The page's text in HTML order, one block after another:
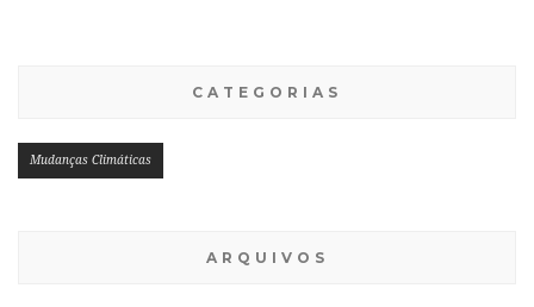
CATEGORIAS
Mudanças Climáticas
ARQUIVOS